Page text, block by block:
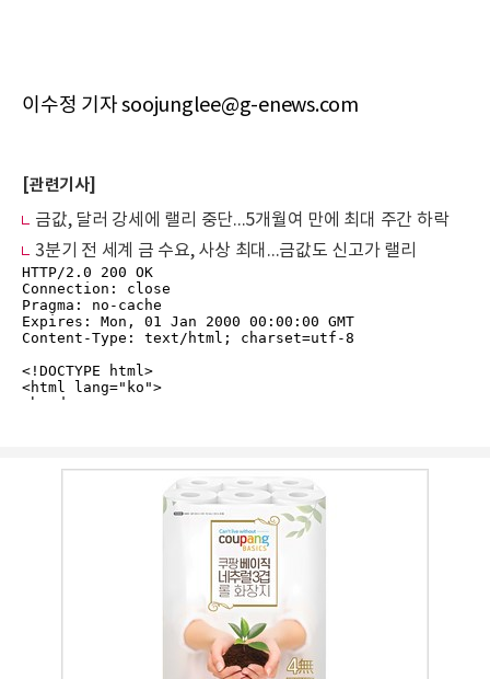
이수정 기자 soojunglee@g-enews.com
[관련기사]
금값, 달러 강세에 랠리 중단...5개월여 만에 최대 주간 하락
3분기 전 세계 금 수요, 사상 최대...금값도 신고가 랠리